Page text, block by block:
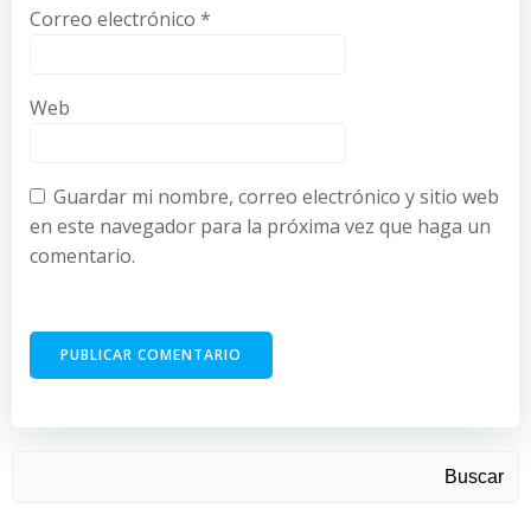
Correo electrónico *
Web
Guardar mi nombre, correo electrónico y sitio web
en este navegador para la próxima vez que haga un
comentario.
Buscar